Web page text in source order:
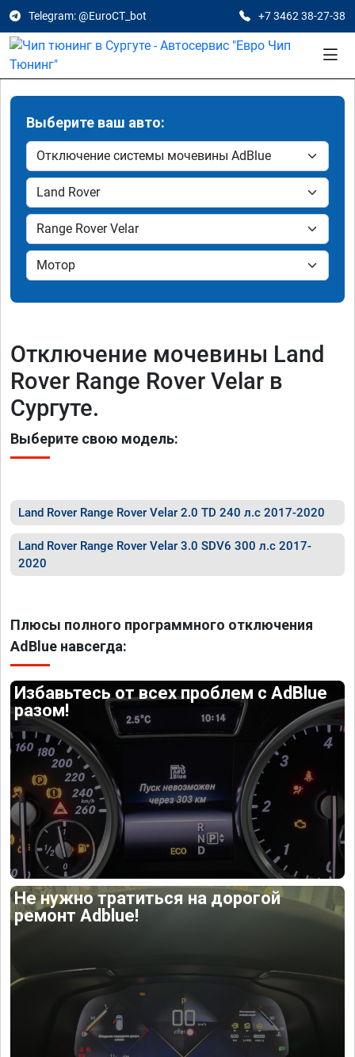
Telegram: @EuroCT_bot +7 3462 38-27-38
Выберите ваш авто:
Отключение мочевины Land
Rover Range Rover Velar в
Сургуте.
Выберите свою модель:
Land Rover Range Rover Velar 2.0 TD 240 л.с 2017-2020
Land Rover Range Rover Velar 3.0 SDV6 300 л.с 2017-
2020
Плюсы полного программного отключения
AdBlue навсегда:
Избавьтесь от всех проблем с AdBlue
разом!
Не нужно тратиться на дорогой
ремонт Adblue!